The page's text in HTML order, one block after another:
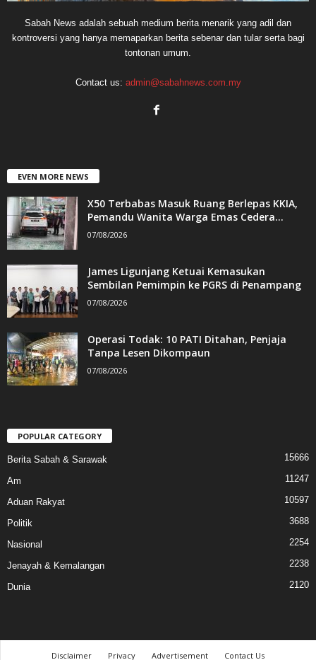
Sabah News adalah sebuah medium berita menarik yang adil dan
kontroversi yang hanya memaparkan berita sebenar dan tular serta bagi
tontonan umum.
Contact us: admin@sabahnews.com.my
EVEN MORE NEWS
X50 Terbabas Masuk Ruang Berlepas KKIA,
Pemandu Wanita Warga Emas Cedera...
07/08/2026
James Ligunjang Ketuai Kemasukan
Sembilan Pemimpin ke PGRS di Penampang
07/08/2026
Operasi Todak: 10 PATI Ditahan, Penjaja
Tanpa Lesen Dikompaun
07/08/2026
POPULAR CATEGORY
Berita Sabah & Sarawak 15666
Am 11247
Aduan Rakyat 10597
Politik 3688
Nasional 2254
Jenayah & Kemalangan 2238
Dunia 2120
Disclaimer Privacy Advertisement Contact Us